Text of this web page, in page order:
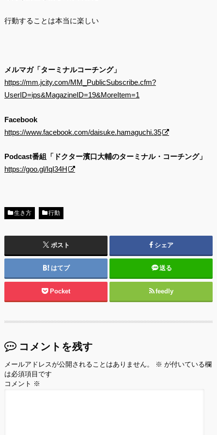
行動することは本当に楽しい
メルマガ「ターミナルコーチング」
https://mm.jcity.com/MM_PublicSubscribe.cfm?
UserID=ips&MagazineID=19&MoreItem=1
Facebook
https://www.facebook.com/daisuke.hamaguchi.35
Podcast番組「ドクター濱口大輔のターミナル・コーチング」
https://goo.gl/IqI34H
生き方 行動
ポスト シェア
はてブ 送る
Pocket feedly
コメントを残す
メールアドレスが公開されることはありません。 ※ が付いている欄
は必須項目です
コメント ※